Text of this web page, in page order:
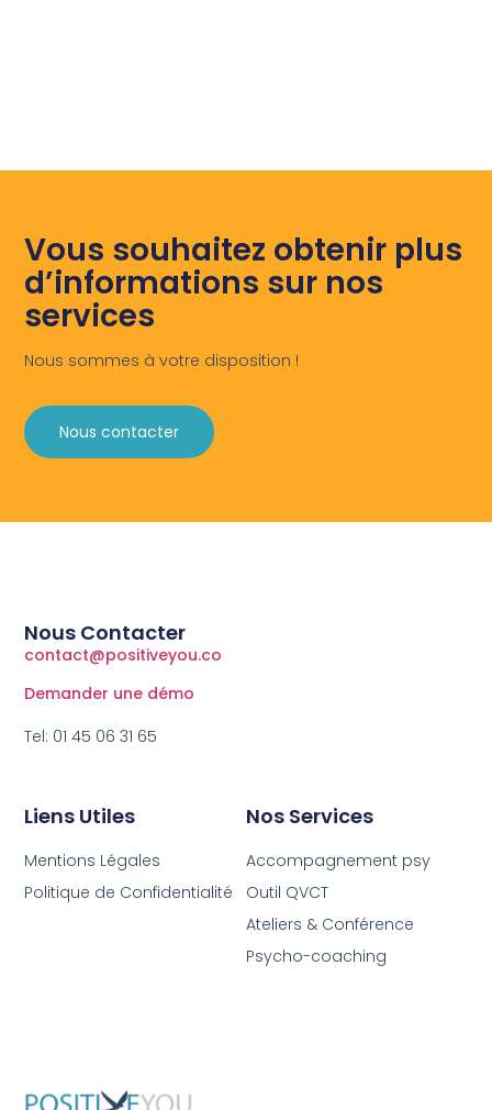
Vous souhaitez obtenir plus
d’informations sur nos
services
Nous sommes à votre disposition !
Nous contacter
Nos Services
Accompagnement psy
Outil QVCT
Ateliers & Conférence
Psycho-coaching
Liens Utiles
Mentions Légales
Politique de Confidentialité
Nous Contacter
contact@positiveyou.co
Demander une démo
Tel: 01 45 06 31 65